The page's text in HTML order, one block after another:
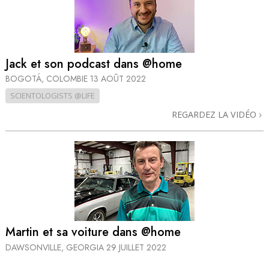
Jack et son podcast dans @home
BOGOTÁ, COLOMBIE 13 AOÛT 2022
SCIENTOLOGISTS @LIFE
REGARDEZ LA VIDÉO
Martin et sa voiture dans @home
DAWSONVILLE, GEORGIA 29 JUILLET 2022